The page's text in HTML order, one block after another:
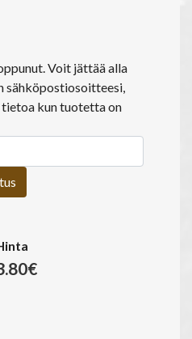
Voit jättää alla
sähköpostiosoitteesi,
tietoa kun tuotetta on